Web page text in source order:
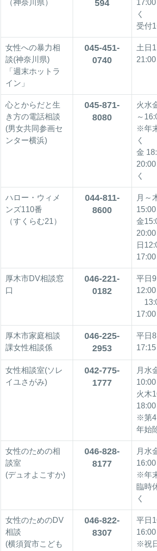
（神奈川県） 594
く
受付
女性への暴力相
談(神奈川県)
「週末ホットラ
イン」
045-451-
0740
土日
21:00
心とからだと生
き方の電話相談
(男女共同参画セ
ンター横浜)
045-871-
8080
火水
～
※年
く
金
く
ハロー・ウィメ
ンズ110番
（すくらむ21）
044-811-
8600
月～
15:00
金
20:00
日
17:00
厚木市DV相談窓
口
046-221-
0182
平日
12:00
17:00
厚木市家庭相談
課女性相談係
046-225-
2953
平日
17:15
女性相談室(ソレ
イユさがみ)
042-775-
1777
月水
10:00
火木
18:00
※第4
年始
女性のための相
談室
(デュオよこすか)
046-828-
8177
月水
16:00
※年
臨時
く
女性のためのDV
相談
(横須賀市こども
046-822-
8307
平日
16:00
※祝